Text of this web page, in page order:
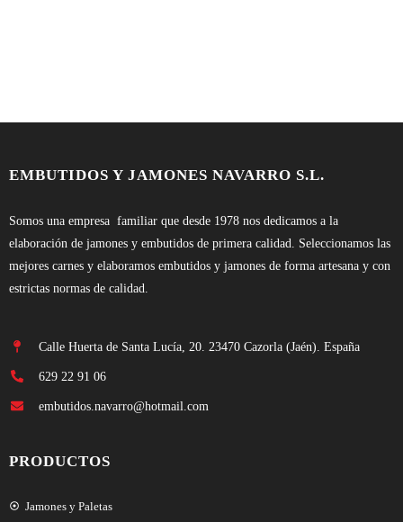
EMBUTIDOS Y JAMONES NAVARRO S.L.
Somos una empresa familiar que desde 1978 nos dedicamos a la
elaboración de jamones y embutidos de primera calidad. Seleccionamos las
mejores carnes y elaboramos embutidos y jamones de forma artesana y con
estrictas normas de calidad.
Calle Huerta de Santa Lucía, 20. 23470 Cazorla (Jaén). España
629 22 91 06
embutidos.navarro@hotmail.com
PRODUCTOS
Jamones y Paletas